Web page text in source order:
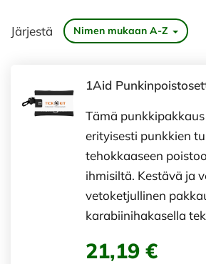
Järjestä Nimen mukaan A-Z
1Aid
Tämä
erityisesti punkkien
tehokkaaseen
ihmisiltä. Kestävä ja
vetoketjullinen
karabiinihakasella
21,19 €